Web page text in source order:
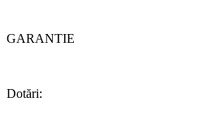
GARANTIE
Dotări: